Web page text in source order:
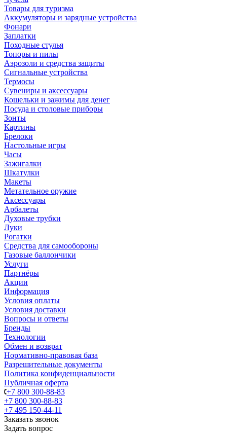
Товары для туризма
Аккумуляторы и зарядные устройства
Фонари
Заплатки
Походные стулья
Топоры и пилы
Аэрозоли и средства защиты
Сигнальные устройства
Термосы
Сувениры и аксессуары
Кошельки и зажимы для денег
Посуда и столовые приборы
Зонты
Картины
Брелоки
Настольные игры
Часы
Зажигалки
Шкатулки
Макеты
Метательное оружие
Аксессуары
Арбалеты
Духовые трубки
Луки
Рогатки
Средства для самообороны
Газовые баллончики
Услуги
Партнёры
Акции
Информация
Условия оплаты
Условия доставки
Вопросы и ответы
Бренды
Технологии
Обмен и возврат
Нормативно-правовая база
Разрешительные документы
Политика конфиденциальности
Публичная оферта
+7 800 300-88-83
+7 800 300-88-83
+7 495 150-44-11
Заказать звонок
Задать вопрос